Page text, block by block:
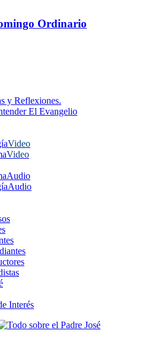
Ordinario
y Reflexiones.
El Evangelio
Video
Video
Audio
Audio
Interés